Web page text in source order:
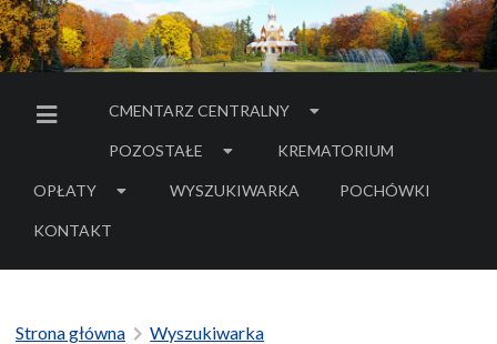
MENU BOCZNE
CMENTARZ CENTRALNY
POZOSTAŁE KREMATORIUM
OPŁATY WYSZUKIWARKA POCHÓWKI
- LINK DO SERWISU
KONTAKT
Strona główna Wyszukiwarka